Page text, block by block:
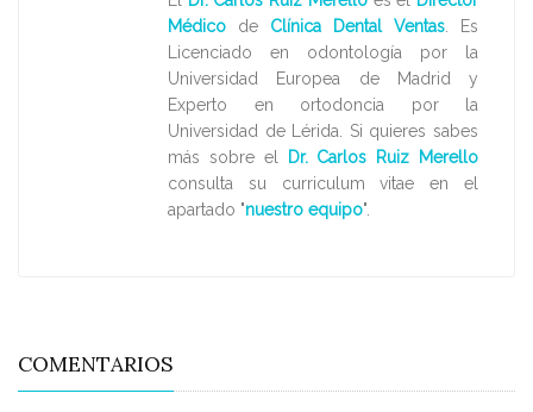
Médico de Clínica Dental Ventas. Es
Licenciado en odontología por la
Universidad Europea de Madrid y
Experto en ortodoncia por la
Universidad de Lérida. Si quieres sabes
más sobre el
Dr. Carlos Ruiz Merello
consulta su curriculum vitae en el
apartado "nuestro equipo".
COMENTARIOS